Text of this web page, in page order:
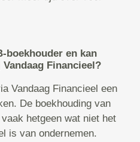
boekhouder en kan
Financieel?
Vandaag Financieel een
De boekhouding van
hetgeen wat niet het
is van ondernemen.